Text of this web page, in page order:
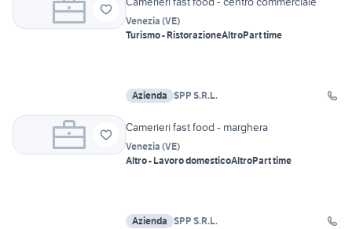
Venezia (VE)
Turismo - RistorazioneAltroPart time
Azienda SPP S.R.L.
Camerieri fast food - marghera
Venezia (VE)
Altro - Lavoro domesticoAltroPart time
Azienda SPP S.R.L.